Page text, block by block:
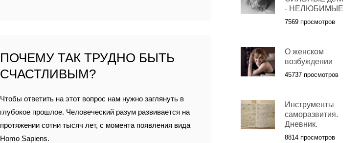
ПОЧЕМУ ТАК ТРУДНО БЫТЬ
СЧАСТЛИВЫМ?
Чтобы ответить на этот вопрос нам нужно заглянуть в
глубокое прошлое. Человеческий разум развивается на
протяжении сотни тысяч лет, с момента появления вида
Homo Sapiens.
- НЕЛЮБИМЫЕ
7569 просмотров
О женском
возбуждении
45737 просмотров
Инструменты
саморазвития.
Дневник.
8814 просмотров